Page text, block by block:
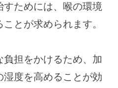
ためには、喉の環境
とが求められます。
担をかけるため、加
度を高めることが効